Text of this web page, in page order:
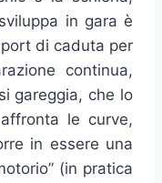
in gara è
di caduta per
continua,
gareggia, che lo
le curve,
in essere una
(in pratica